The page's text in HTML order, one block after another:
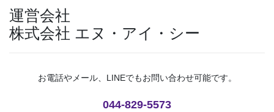
運営会社
株式会社 エヌ・アイ・シー
お電話やメール、LINEでもお問い合わせ可能です。
044-829-5573